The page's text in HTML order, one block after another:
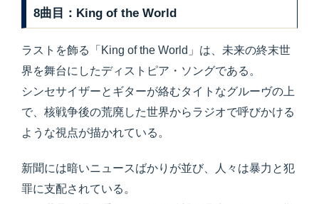
8曲目：King of the World
ラストを飾る「King of the World」は、未来の終末世
界を舞台にしたディストピア・ソングである。
シンセサイザーとギターが絡むタイトなグルーヴの上
で、核戦争後の荒廃した世界からラジオで呼びかける
ような視点が描かれている。
新聞には暗いニュースばかりが並び、人々は暴力と犯
罪に支配されている。